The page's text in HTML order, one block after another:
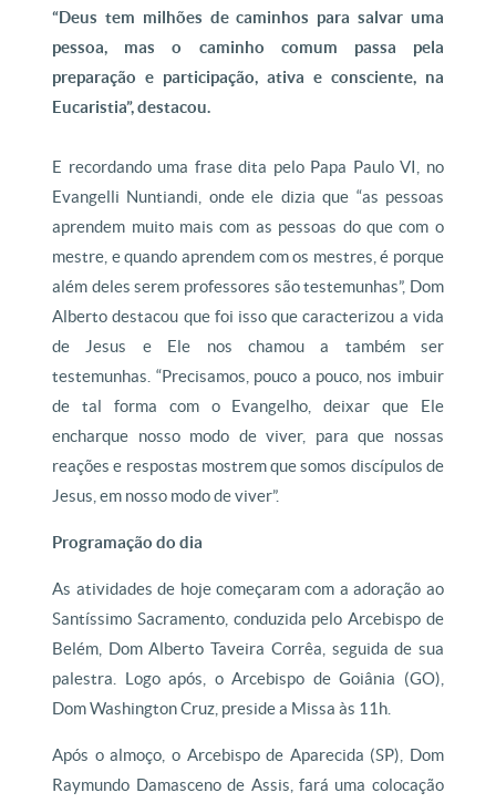
“Deus tem milhões de caminhos para salvar uma
pessoa, mas o caminho comum passa pela
preparação e participação, ativa e consciente, na
Eucaristia”, destacou.
E recordando uma frase dita pelo Papa Paulo VI, no
Evangelli Nuntiandi, onde ele dizia que “as pessoas
aprendem muito mais com as pessoas do que com o
mestre, e quando aprendem com os mestres, é porque
além deles serem professores são testemunhas”, Dom
Alberto destacou que foi isso que caracterizou a vida
de Jesus e Ele nos chamou a também ser
testemunhas. “Precisamos, pouco a pouco, nos imbuir
de tal forma com o Evangelho, deixar que Ele
encharque nosso modo de viver, para que nossas
reações e respostas mostrem que somos discípulos de
Jesus, em nosso modo de viver”.
Programação do dia
As atividades de hoje começaram com a adoração ao
Santíssimo Sacramento, conduzida pelo Arcebispo de
Belém, Dom Alberto Taveira Corrêa, seguida de sua
palestra. Logo após, o Arcebispo de Goiânia (GO),
Dom Washington Cruz, preside a Missa às 11h.
Após o almoço, o Arcebispo de Aparecida (SP), Dom
Raymundo Damasceno de Assis, fará uma colocação